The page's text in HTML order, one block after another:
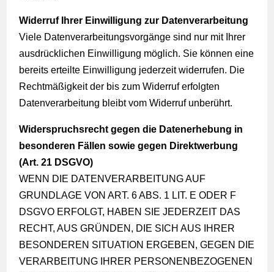
Widerruf Ihrer Einwilligung zur Datenverarbeitung
Viele Datenverarbeitungsvorgänge sind nur mit Ihrer
ausdrücklichen Einwilligung möglich. Sie können eine
bereits erteilte Einwilligung jederzeit widerrufen. Die
Rechtmäßigkeit der bis zum Widerruf erfolgten
Datenverarbeitung bleibt vom Widerruf unberührt.
Widerspruchsrecht gegen die Datenerhebung in
besonderen Fällen sowie gegen Direktwerbung
(Art. 21 DSGVO)
WENN DIE DATENVERARBEITUNG AUF
GRUNDLAGE VON ART. 6 ABS. 1 LIT. E ODER F
DSGVO ERFOLGT, HABEN SIE JEDERZEIT DAS
RECHT, AUS GRÜNDEN, DIE SICH AUS IHRER
BESONDEREN SITUATION ERGEBEN, GEGEN DIE
VERARBEITUNG IHRER PERSONENBEZOGENEN